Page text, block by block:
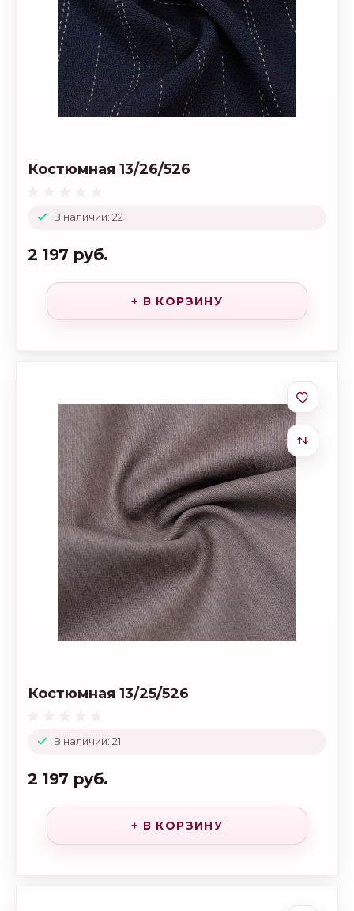
В наличии: 22
Костюмная 13/26/526
2 197 руб.
+ В КОРЗИНУ
В наличии: 21
Костюмная 13/25/526
2 197 руб.
+ В КОРЗИНУ